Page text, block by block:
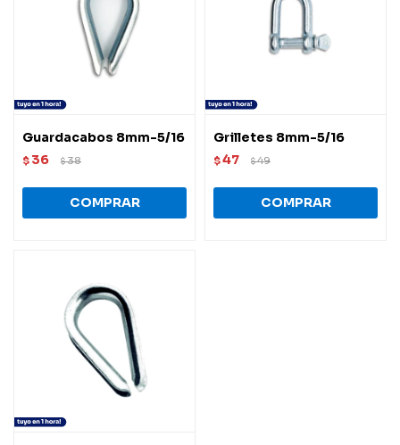
Guardacabos 8mm-5/16
$ 36 $38
Grilletes 8mm-5/16
$47 $49